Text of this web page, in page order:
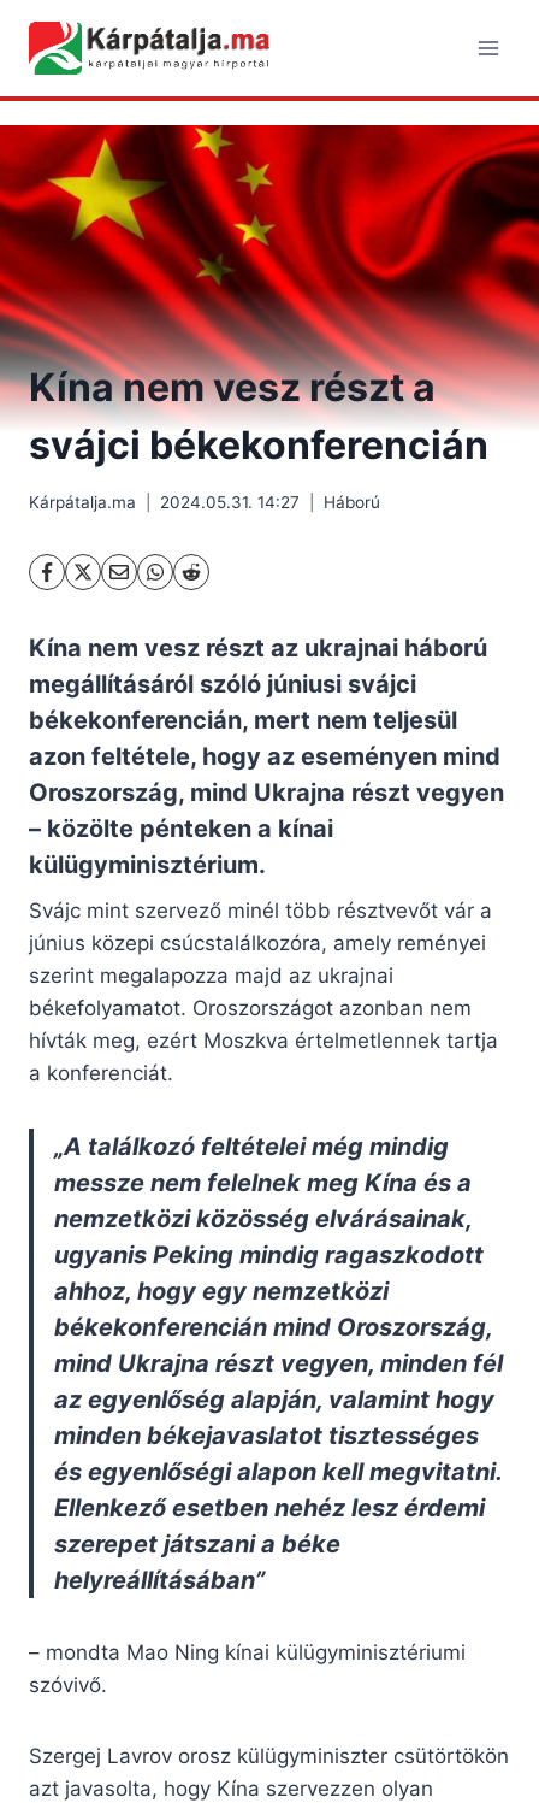
content
Kína nem vesz részt a
svájci békekonferencián
Kárpátalja.ma 2024.05.31. 14:27 Háború
Kína nem vesz részt az ukrajnai háború
megállításáról szóló júniusi svájci
békekonferencián, mert nem teljesül
azon feltétele, hogy az eseményen mind
Oroszország, mind Ukrajna részt vegyen
– közölte pénteken a kínai
külügyminisztérium.
Svájc mint szervező minél több résztvevőt vár a
június közepi csúcstalálkozóra, amely reményei
szerint megalapozza majd az ukrajnai
békefolyamatot. Oroszországot azonban nem
hívták meg, ezért Moszkva értelmetlennek tartja
a konferenciát.
„A találkozó feltételei még mindig
messze nem felelnek meg Kína és a
nemzetközi közösség elvárásainak,
ugyanis Peking mindig ragaszkodott
ahhoz, hogy egy nemzetközi
békekonferencián mind Oroszország,
mind Ukrajna részt vegyen, minden fél
az egyenlőség alapján, valamint hogy
minden békejavaslatot tisztességes
és egyenlőségi alapon kell megvitatni.
Ellenkező esetben nehéz lesz érdemi
szerepet játszani a béke
helyreállításában”
– mondta Mao Ning kínai külügyminisztériumi
szóvivő.
Szergej Lavrov orosz külügyminiszter csütörtökön
azt javasolta, hogy Kína szervezzen olyan